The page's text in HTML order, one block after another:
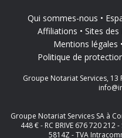
Qui sommes-nous
Affiliations
Sites
Mentions légales
Politique de
Groupe Notariat Services,
Groupe Notariat Services SA à
448 € - RC BRIVE 676 720 212
5814Z - TVA